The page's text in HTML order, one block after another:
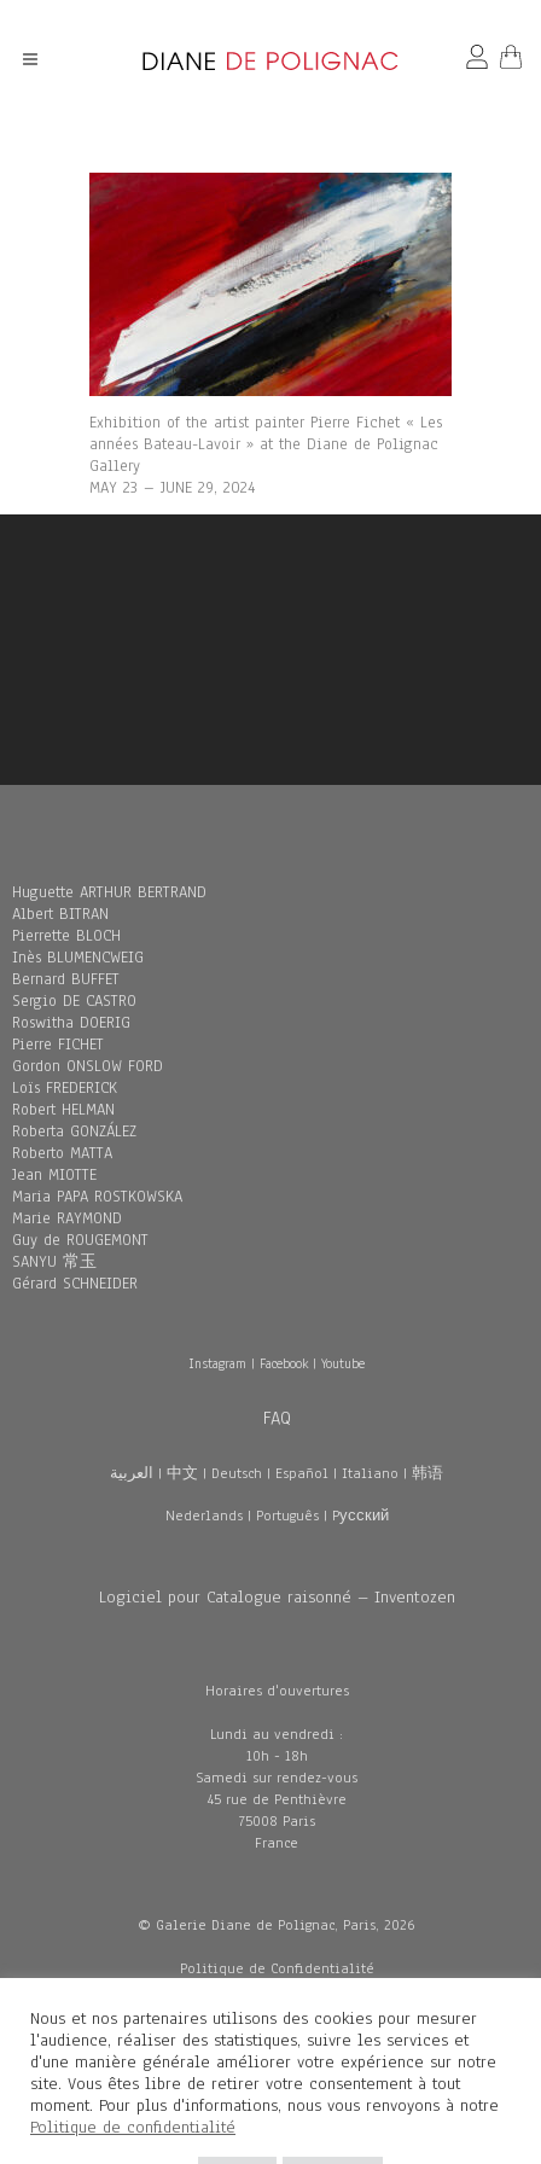
Exhibition of the artist painter Pierre Fichet « Les
années Bateau-Lavoir » at the Diane de Polignac
Gallery
MAY 23 – JUNE 29, 2024
Huguette ARTHUR BERTRAND
Albert BITRAN
Pierrette BLOCH
Inès BLUMENCWEIG
Bernard BUFFET
Sergio DE CASTRO
Roswitha DOERIG
Pierre FICHET
Gordon ONSLOW FORD
Loïs FREDERICK
Robert HELMAN
Roberta GONZÁLEZ
Roberto MATTA
Jean MIOTTE
Maria PAPA ROSTKOWSKA
Marie RAYMOND
Guy de ROUGEMONT
SANYU 常玉
Gérard SCHNEIDER
Instagram | Facebook| Youtube
FAQ
العربية | 中文 | Deutsch | Español | Italiano | 韩语
Nederlands| Português| Pусский
Logiciel pour Catalogue raisonné – Inventozen
Horaires d'ouvertures
Lundi au vendredi :
10h - 18h
Samedi sur rendez-vous
45 rue de Penthièvre
75008 Paris
France
© Galerie Diane de Polignac, Paris, 2026
Politique de Confidentialité
Mentions légales
Livraisons
Contacts
Diane de Polignac
Nous et nos partenaires utilisons des cookies pour mesurer
l'audience, réaliser des statistiques, suivre les services et
d'une manière générale améliorer votre expérience sur notre
site. Vous êtes libre de retirer votre consentement à tout
moment. Pour plus d'informations, nous vous renvoyons à notre
Politique de confidentialité